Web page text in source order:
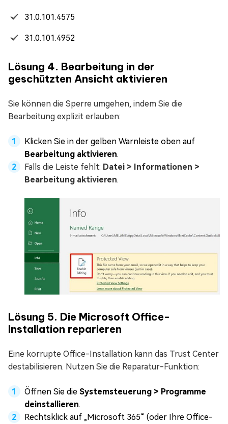
31.0.101.4575
31.0.101.4952
Lösung 4. Bearbeitung in der
geschützten Ansicht aktivieren
Sie können die Sperre umgehen, indem Sie die
Bearbeitung explizit erlauben:
Klicken Sie in der gelben Warnleiste oben auf
Bearbeitung aktivieren.
Falls die Leiste fehlt: Datei > Informationen >
Bearbeitung aktivieren.
Lösung 5. Die Microsoft Office-
Installation reparieren
Eine korrupte Office-Installation kann das Trust Center
destabilisieren. Nutzen Sie die Reparatur-Funktion:
Öffnen Sie die Systemsteuerung > Programme
deinstallieren.
Rechtsklick auf „Microsoft 365“ (oder Ihre Office-